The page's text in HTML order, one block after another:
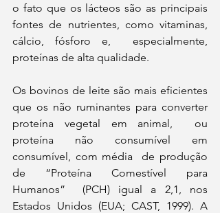
o fato que os lácteos são as principais
fontes de nutrientes, como vitaminas,
cálcio, fósforo e,  especialmente,
proteínas de alta qualidade.
Os bovinos de leite são mais eficientes
que os não ruminantes para converter
proteína vegetal em animal,  ou
proteína não consumível em
consumível, com média  de produção
de “Proteína Comestível para
Humanos”  (PCH) igual a 2,1, nos
Estados Unidos (EUA; CAST, 1999). A